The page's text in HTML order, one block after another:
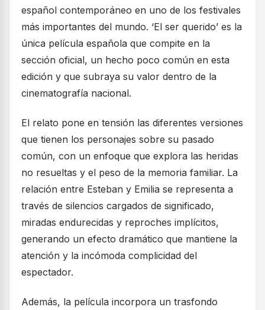
español contemporáneo en uno de los festivales
más importantes del mundo. ‘El ser querido’ es la
única película española que compite en la
sección oficial, un hecho poco común en esta
edición y que subraya su valor dentro de la
cinematografía nacional.
El relato pone en tensión las diferentes versiones
que tienen los personajes sobre su pasado
común, con un enfoque que explora las heridas
no resueltas y el peso de la memoria familiar. La
relación entre Esteban y Emilia se representa a
través de silencios cargados de significado,
miradas endurecidas y reproches implícitos,
generando un efecto dramático que mantiene la
atención y la incómoda complicidad del
espectador.
Además, la película incorpora un trasfondo